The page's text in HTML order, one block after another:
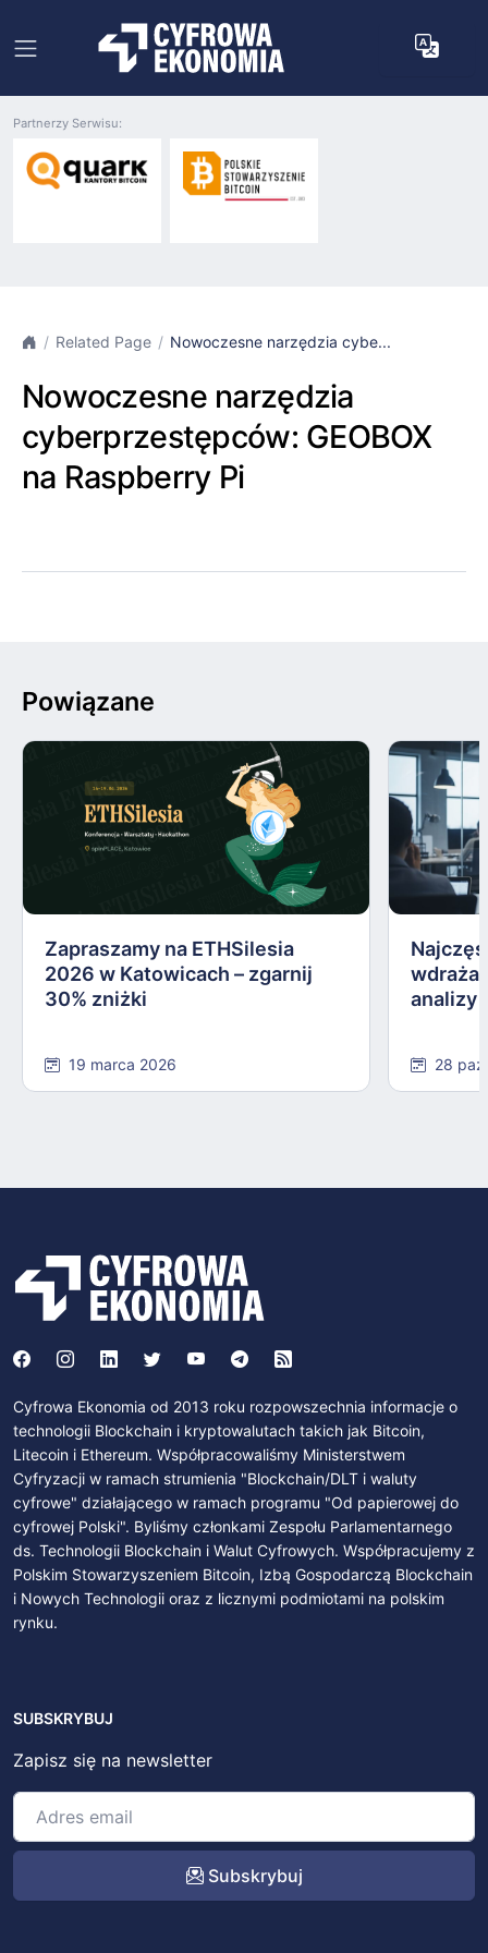
Partnerzy Serwisu:
Related Page Nowoczesne narzędzia cybe...
Nowoczesne narzędzia
cyberprzestępców: GEOBOX
na Raspberry Pi
Powiązane
Zapraszamy na ETHSilesia
2026 w Katowicach – zgarnij
30% zniżki
19 marca 2026
analizy
28
Cyfrowa Ekonomia od 2013 roku rozpowszechnia informacje o
technologii Blockchain i kryptowalutach takich jak Bitcoin,
Litecoin i Ethereum. Współpracowaliśmy Ministerstwem
Cyfryzacji w ramach strumienia "Blockchain/DLT i waluty
cyfrowe" działającego w ramach programu "Od papierowej do
cyfrowej Polski". Byliśmy członkami Zespołu Parlamentarnego
ds. Technologii Blockchain i Walut Cyfrowych. Współpracujemy z
Polskim Stowarzyszeniem Bitcoin, Izbą Gospodarczą Blockchain
i Nowych Technologii oraz z licznymi podmiotami na polskim
rynku.
SUBSKRYBUJ
Zapisz się na newsletter
Subskrybuj